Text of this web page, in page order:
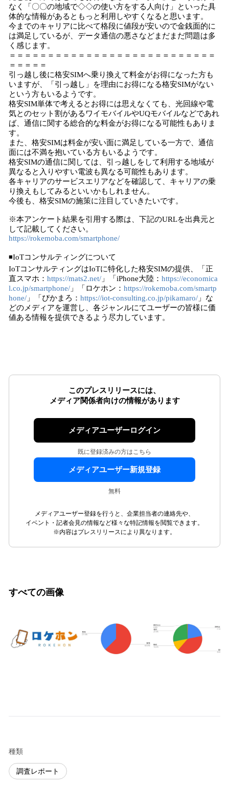
なく「〇〇の地域で◇◇の使い方をする人向け」といった具
体的な情報があるともっと利用しやすくなると思います。
今までのキャリアに比べて格段に値段が安いので金銭面的に
は満足しているが、データ通信の悪さなどまだまだ問題は多
く感じます。
＝＝＝＝＝＝＝＝＝＝＝＝＝＝＝＝＝＝＝＝＝＝＝＝＝＝＝
＝＝＝＝＝
引っ越し後に格安SIMへ乗り換えて料金がお得になった方も
いますが、「引っ越し」を理由にお得になる格安SIMがない
という方もいるようです。
格安SIM単体で考えるとお得には思えなくても、光回線や電
気とのセット割があるワイモバイルやUQモバイルなどであれ
ば、通信に関する総合的な料金がお得になる可能性もありま
す。
また、格安SIMは料金が安い面に満足している一方で、通信
面には不満を抱いている方もいるようです。
格安SIMの通信に関しては、引っ越しをして利用する地域が
異なると入りやすい電波も異なる可能性もあります。
各キャリアのサービスエリアなどを確認して、キャリアの乗
り換えもしてみるといいかもしれません。
今後も、格安SIMの施策に注目していきたいです。
※本アンケート結果を引用する際は、下記のURLを出典元と
して記載してください。
https://rokemoba.com/smartphone/
◾IoTコンサルティングについて
IoTコンサルティングはIoTに特化した格安SIMの提供、「正
直スマホ： https://mats2.net/ 」「iPhone大陸： https://economica
l.co.jp/smartphone/ 」「ロケホン： https://rokemoba.com/smartp
hone/ 」「ぴかまろ： https://iot-consulting.co.jp/pikamaro/ 」な
どのメディアを運営し、各ジャンルにてユーザーの皆様に価
値ある情報を提供できるよう尽力しています。
このプレスリリースには、
メディア関係者向けの情報があります
メディアユーザーログイン
既に登録済みの方はこちら
メディアユーザー新規登録
無料
メディアユーザー登録を行うと、企業担当者の連絡先や、
イベント・記者会見の情報など様々な特記情報を閲覧できます。
※内容はプレスリリースにより異なります。
すべての画像
種類
調査レポート